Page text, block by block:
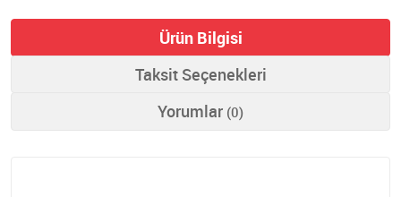
Ürün Bilgisi
Taksit Seçenekleri
Yorumlar (0)